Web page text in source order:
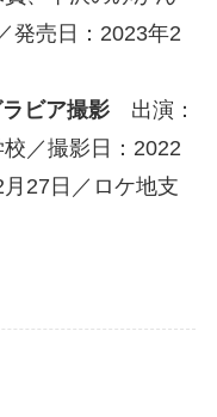
発売日：2023年2
ビア撮影出演：
／撮影日：2022
27日／ロケ地支